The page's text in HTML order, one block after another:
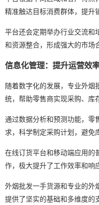
精准触达目标消费群体，提升
平台还会定期举办行业交流和
和资源整合，形成强大的市场
信息化管理：提升运营效
随着数字化的发展，专业外烟
统，帮助零售商实现采购、库
通过数据分析和预测功能，零
求，科学制定采购计划，避免
在线订货平台和移动端应用的
作，极大提升了工作效率和响
外烟批发一手货源和专业的外
提供了坚实的基础和多维度的